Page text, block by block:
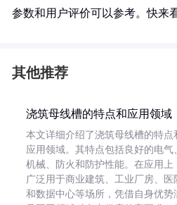
参数和用户评价可以参考。快来
其他推荐
浇筑母线槽的特点和应用领域
本文详细介绍了浇筑母线槽的特点
应用领域。其特点包括良好的电气
机械、防火和防护性能。在应用上
广泛用于商业建筑、工业厂房、医
和数据中心等场所，凭借自身优势